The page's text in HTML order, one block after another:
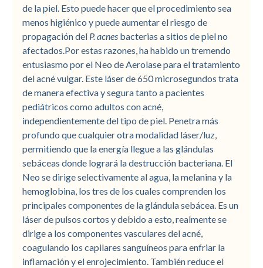
de la piel. Esto puede hacer que el procedimiento sea
menos higiénico y puede aumentar el riesgo de
propagación del P. acnes bacterias a sitios de piel no
afectados.Por estas razones, ha habido un tremendo
entusiasmo por el Neo de Aerolase para el tratamiento
del acné vulgar. Este láser de 650 microsegundos trata
de manera efectiva y segura tanto a pacientes
pediátricos como adultos con acné,
independientemente del tipo de piel. Penetra más
profundo que cualquier otra modalidad láser/luz,
permitiendo que la energía llegue a las glándulas
sebáceas donde logrará la destrucción bacteriana. El
Neo se dirige selectivamente al agua, la melanina y la
hemoglobina, los tres de los cuales comprenden los
principales componentes de la glándula sebácea. Es un
láser de pulsos cortos y debido a esto, realmente se
dirige a los componentes vasculares del acné,
coagulando los capilares sanguíneos para enfriar la
inflamación y el enrojecimiento. También reduce el